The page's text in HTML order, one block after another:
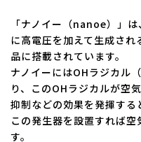
「ナノイー（nanoe）」
に高電圧を加えて生成さ
品に搭載されています。
ナノイーにはOHラジカル
り、このOHラジカルが空
抑制などの効果を発揮する
この発生器を設置すれば
す。